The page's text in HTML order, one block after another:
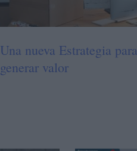
Una nueva Estrategia para
generar valor